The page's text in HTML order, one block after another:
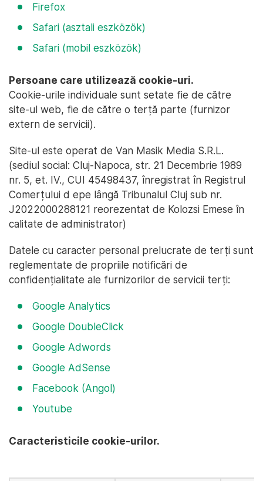
Firefox
Safari (asztali eszközök)
Safari (mobil eszközök)
Persoane care utilizează cookie-uri.
Cookie-urile individuale sunt setate fie de către
site-ul web, fie de către o terță parte (furnizor
extern de servicii).
Site-ul este operat de Van Masik Media S.R.L.
(sediul social: Cluj-Napoca, str. 21 Decembrie 1989
nr. 5, et. IV., CUI 45498437, înregistrat în Registrul
Comerțului d epe lângă Tribunalul Cluj sub nr.
J2022000288121 reorezentat de Kolozsi Emese în
calitate de administrator)
Datele cu caracter personal prelucrate de terți sunt
reglementate de propriile notificări de
confidențialitate ale furnizorilor de servicii terți:
Google Analytics
Google DoubleClick
Google Adwords
Google AdSense
Facebook (Angol)
Youtube
Caracteristicile cookie-urilor.